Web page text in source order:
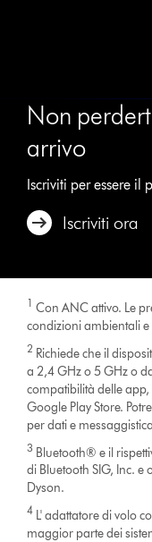
Video
TranscriptNon
arrivo
Iscriviti per essere il
Iscriviti ora
1 Con ANC attivo. Le
condizioni ambientali e
2 Richiede che il
a 2,4 GHz o 5 GHz o
compatibilità delle app,
Google Play Store.
per dati e
3 Bluetooth® e il
di Bluetooth SIG, Inc. e
Dyson.
4 L' adattatore di volo
maggior parte dei